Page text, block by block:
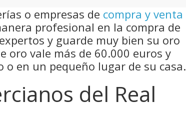
o empresas de compra y venta
profesional en la compra de
y guarde muy bien su oro
oro vale más de 60.000 euros y
en un pequeño lugar de su casa.
del Real